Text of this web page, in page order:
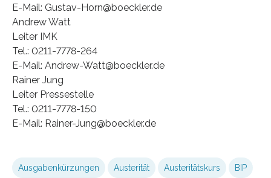
E-Mail: Gustav-Horn@boeckler.de
Andrew Watt
Leiter IMK
Tel.: 0211-7778-264
E-Mail: Andrew-Watt@boeckler.de
Rainer Jung
Leiter Pressestelle
Tel.: 0211-7778-150
E-Mail: Rainer-Jung@boeckler.de
Ausgabenkürzungen Austerität Austeritätskurs BIP